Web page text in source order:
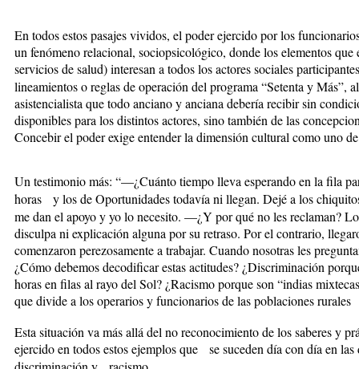
En todos estos pasajes vividos, el poder ejercido por los
un fenómeno relacional, sociopsicológico, donde los elementos
servicios de salud) interesan a todos los actores sociales
lineamientos o reglas de operación del programa “Setenta y
asistencialista que todo anciano y anciana debería recibir sin
disponibles para los distintos actores, sino también de las
Concebir el poder exige entender la dimensión cultural como uno
Un testimonio más: “—¿Cuánto tiempo lleva esperando en la fila
horas y los de Oportunidades todavía ni llegan. Dejé a los
me dan el apoyo y yo lo necesito. —¿Y por qué no les reclaman?
disculpa ni explicación alguna por su retraso. Por el contrario,
comenzaron perezosamente a trabajar. Cuando nosotras les
¿Cómo debemos decodificar estas actitudes? ¿Discriminación
horas en filas al rayo del Sol? ¿Racismo porque son “indias
que divide a los operarios y funcionarios de las poblaciones rurales
Esta situación va más allá del no reconocimiento de los saberes y
ejercido en todos estos ejemplos que se suceden día con día en